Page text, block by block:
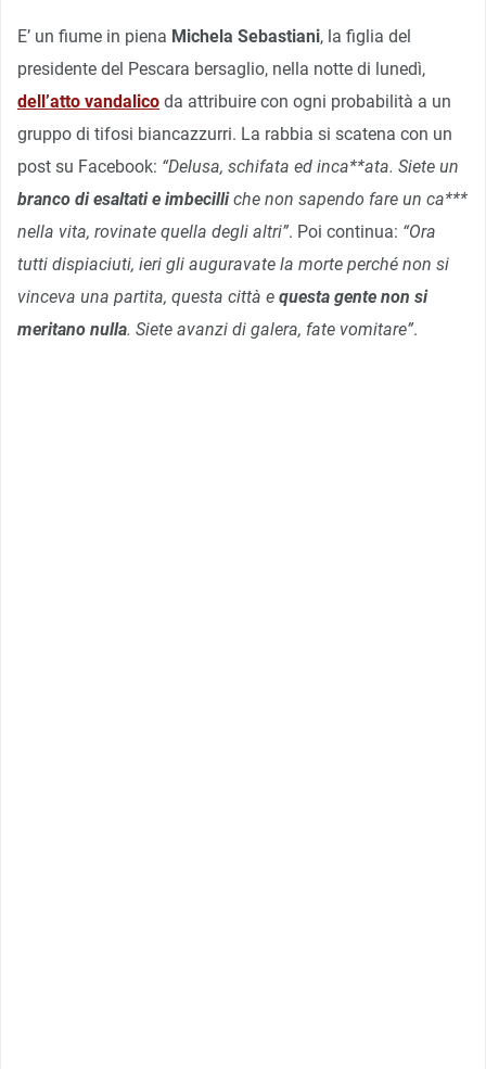
E’ un fiume in piena Michela Sebastiani, la figlia del
presidente del Pescara bersaglio, nella notte di lunedì,
dell’atto vandalico da attribuire con ogni probabilità a un
gruppo di tifosi biancazzurri. La rabbia si scatena con un
post su Facebook: “Delusa, schifata ed inca**ata. Siete un
branco di esaltati e imbecilliche non sapendo fare un ca***
nella vita, rovinate quella degli altri”. Poi continua: “Ora
tutti dispiaciuti, ieri gli auguravate la morte perché non si
vinceva una partita, questa città e questa gente non si
meritano nulla. Siete avanzi di galera, fate vomitare”.